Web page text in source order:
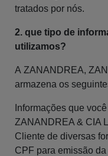
tratados por nós.
2. que tipo de
utilizamos?
A ZANANDREA,
armazena os
Informações que
ZANANDREA & CIA
Cliente de diversas
CPF para emissão